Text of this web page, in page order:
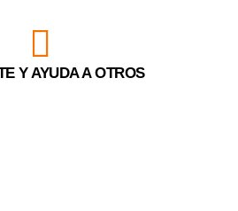
Y AYUDA A OTROS